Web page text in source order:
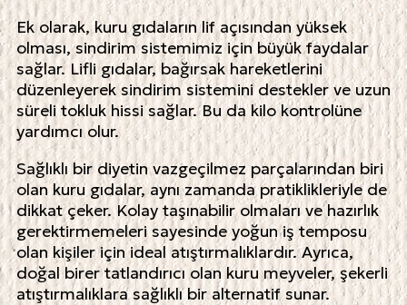
Ek olarak, kuru gıdaların lif açısından yüksek
olması, sindirim sistemimiz için büyük faydalar
sağlar. Lifli gıdalar, bağırsak hareketlerini
düzenleyerek sindirim sistemini destekler ve uzun
süreli tokluk hissi sağlar. Bu da kilo kontrolüne
yardımcı olur.
Sağlıklı bir diyetin vazgeçilmez parçalarından biri
olan kuru gıdalar, aynı zamanda pratiklikleriyle de
dikkat çeker. Kolay taşınabilir olmaları ve hazırlık
gerektirmemeleri sayesinde yoğun iş temposu
olan kişiler için ideal atıştırmalıklardır. Ayrıca,
doğal birer tatlandırıcı olan kuru meyveler, şekerli
atıştırmalıklara sağlıklı bir alternatif sunar.